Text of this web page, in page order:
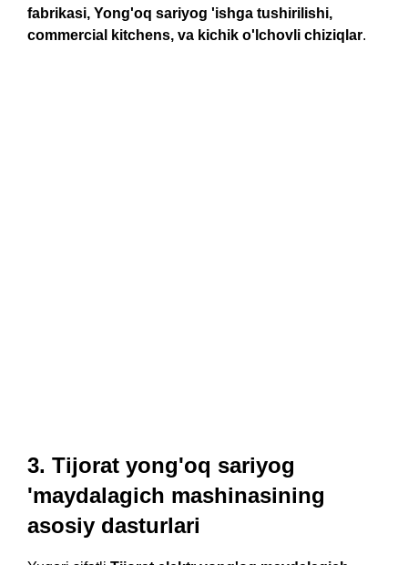
fabrikasi, Yong'oq sariyog 'ishga tushirilishi,
commercial kitchens, va kichik o'lchovli chiziqlar.
3. Tijorat yong'oq sariyog
'maydalagich mashinasining
asosiy dasturlari